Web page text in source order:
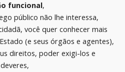
funcional,
público não lhe interessa,
você quer conhecer mais
(e seus órgãos e agentes),
direitos, poder exigi-los e